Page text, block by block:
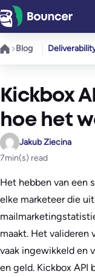
Ga
naar
de
Blog
Kickbox
hoe het
Jakub Ziecina
7min(s) read
Het hebben van een
elke marketeer die
maakt. Het valideren
vaak ingewikkeld en
en geld. Kickbox API